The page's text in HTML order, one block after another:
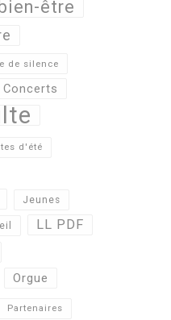
bien-être
de silence
Concerts
d'été
Jeunes
LL PDF
Orgue
Partenaires